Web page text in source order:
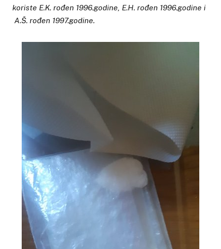
koriste E.K. rođen 1996.godine, E.H. rođen 1996.godine i
A.Š. rođen 1997.godine.